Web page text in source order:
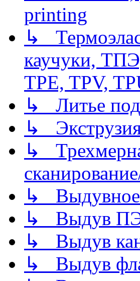
printing
↳
каучуки,
TPE, TPV,
↳ Литье под
↳
↳
↳ Выдувное
↳ Выдув
↳ Выдув
↳ Выдув